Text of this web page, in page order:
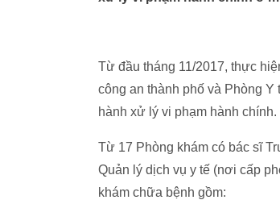
Từ đầu tháng 11/2017, thực
công an thành phố và Phòng Y
hành xử lý vi phạm hành chính.
Từ 17 Phòng khám có bác sĩ
Quản lý dịch vụ y tế (nơi cấp
khám chữa bệnh gồm: